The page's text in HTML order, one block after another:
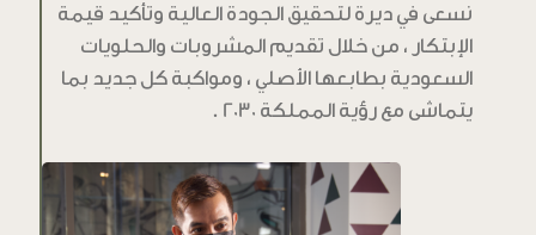
نسعى في ديرة لتحقيق الجودة العالية وتأكيد قيمة
الإبتكار ، من خلال تقديم المشروبات والحلويات
السعودية بطابعها الأصلي ، ومواكبة كل جديد بما
يتماشى مع رؤية المملكة 2030 .